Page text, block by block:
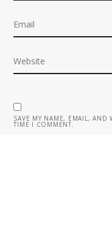
SAVE MY NAME, EMAIL, AND
TIME I COMMENT.